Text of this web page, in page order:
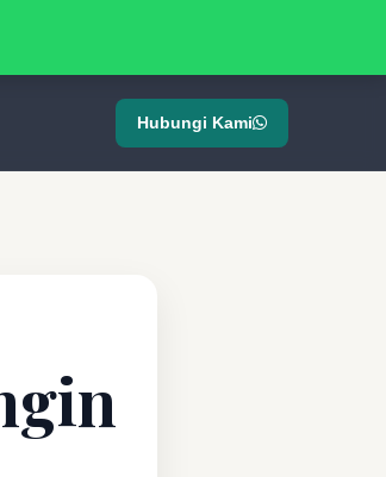
Hubungi Kami